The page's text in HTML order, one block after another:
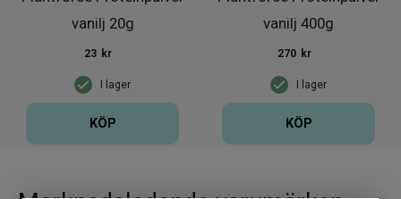
vanilj 20g
I lager
23 kr
KÖP
vanilj 400g
I lager
270 kr
KÖP